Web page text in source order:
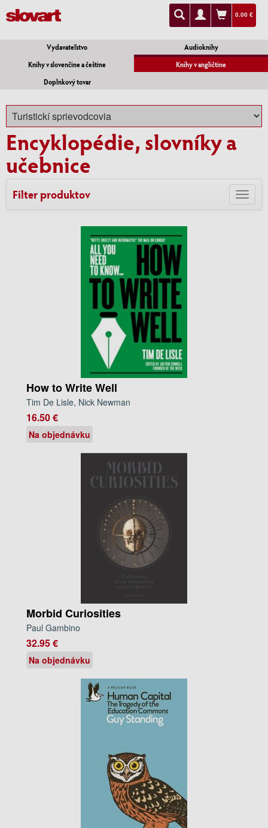
0.00 €
Vydavateľstvo
Audioknihy
Knihy v slovenčine a češtine
Knihy v angličtine
Doplnkový tovar
Encyklopédie, slovníky a
učebnice
Filter produktov
How to Write Well
Tim De Lisle, Nick Newman
16.50 €
Na objednávku
Morbid Curiosities
Paul Gambino
32.95 €
Na objednávku